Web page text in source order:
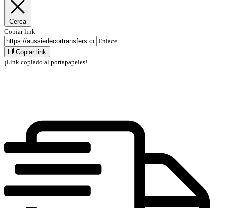
Cerca
Copiar link
Enlace
Copiar link
¡Link copiado al portapapeles!